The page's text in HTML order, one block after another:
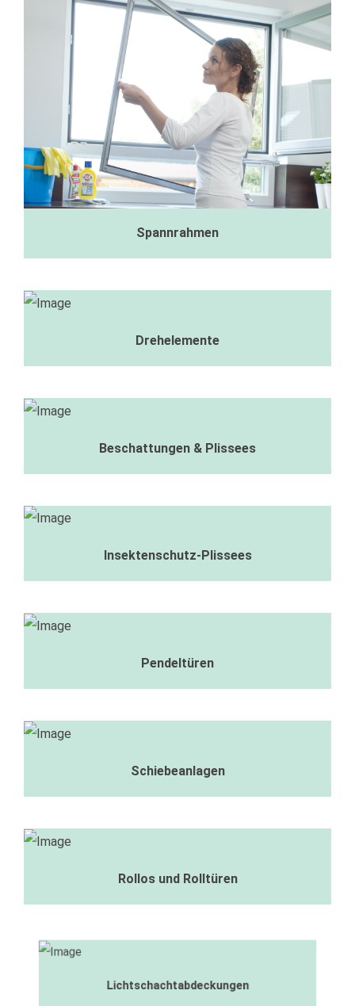
Spannrahmen
Drehelemente
Beschattungen & Plissees
Insektenschutz-Plissees
Pendeltüren
Schiebeanlagen
Rollos und Rolltüren
Lichtschachtabdeckungen